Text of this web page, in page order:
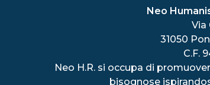
Neo
Via
31050
C.F.
Neo H.R. si occupa di
bisognose